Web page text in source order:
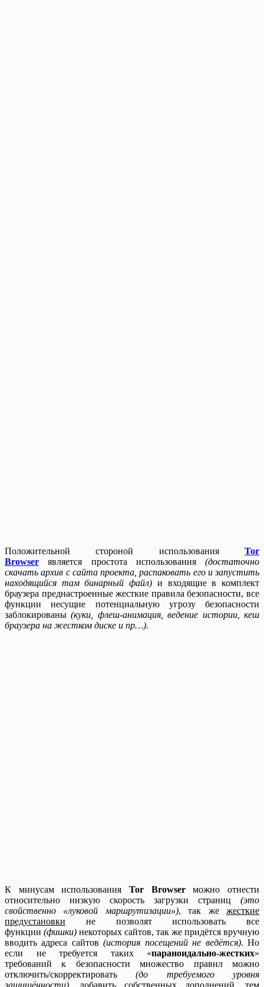
Положительной стороной использования Tor
Browser является простота использования (достаточно
скачать архив с сайта проекта, распаковать его и запустить
находящийся там бинарный файл) и входящие в комплект
браузера преднастроенные жесткие правила безопасности, все
функции несущие потенциальную угрозу безопасности
заблокированы(куки, флеш-анимация, ведение истории, кеш
браузера на жестком диске и пр…).
К минусам использования Tor Browserможно отнести
относительно низкую скорость загрузки страниц (это
свойственно «луковой маршрутизации»), так жежесткие
предустановки не позволят использовать все
функции (фишки) некоторых сайтов, так же придётся вручную
вводить адреса сайтов(история посещений не ведётся). Но
если не требуется таких «параноидально-жестких»
требований к безопасности множество правил можно
отключить/скорректировать(до требуемого уровня
защищённости), добавить собственных дополнений, тем